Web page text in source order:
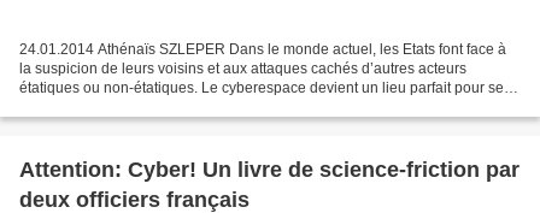
24.01.2014 Athénaïs SZLEPER Dans le monde actuel, les Etats font face à
la suspicion de leurs voisins et aux attaques cachés d’autres acteurs
étatiques ou non-étatiques. Le cyberespace devient un lieu parfait pour se
Attention: Cyber! Un livre de science-friction par
deux officiers français